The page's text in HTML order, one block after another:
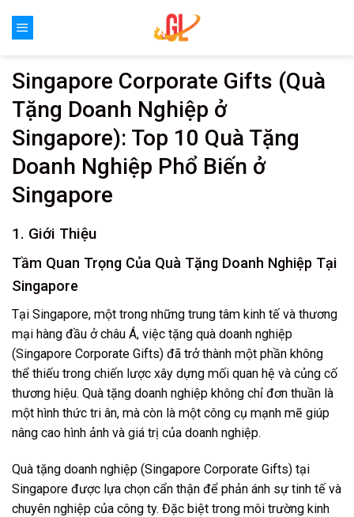
Singapore Corporate Gifts (Quà
Tặng Doanh Nghiệp ở
Singapore): Top 10 Quà Tặng
Doanh Nghiệp Phổ Biến ở
Singapore
1. Giới Thiệu
Tầm Quan Trọng Của Quà Tặng Doanh Nghiệp Tại
Singapore
Tại Singapore, một trong những trung tâm kinh tế và thương
mại hàng đầu ở châu Á, việc tặng quà doanh nghiệp
(Singapore Corporate Gifts) đã trở thành một phần không
thể thiếu trong chiến lược xây dựng mối quan hệ và củng cố
thương hiệu. Quà tặng doanh nghiệp không chỉ đơn thuần là
một hình thức tri ân, mà còn là một công cụ mạnh mẽ giúp
nâng cao hình ảnh và giá trị của doanh nghiệp.
Quà tặng doanh nghiệp (Singapore Corporate Gifts) tại
Singapore được lựa chọn cẩn thận để phản ánh sự tinh tế và
chuyên nghiệp của công ty. Đặc biệt trong môi trường kinh